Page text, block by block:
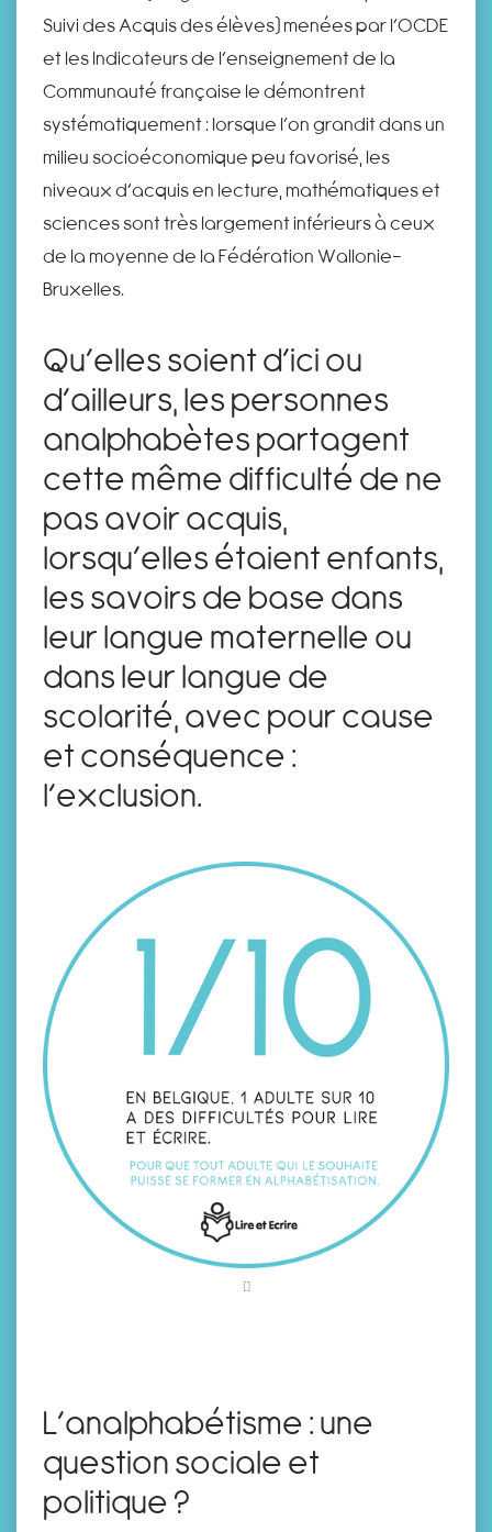
Suivi des Acquis des élèves) menées par l’OCDE
et les Indicateurs de l’enseignement de la
Communauté française le démontrent
systématiquement : lorsque l’on grandit dans un
milieu socioéconomique peu favorisé, les
niveaux d’acquis en lecture, mathématiques et
sciences sont très largement inférieurs à ceux
de la moyenne de la Fédération Wallonie-
Bruxelles.
Qu’elles soient d’ici ou
d’ailleurs, les personnes
analphabètes partagent
cette même difficulté de ne
pas avoir acquis,
lorsqu’elles étaient enfants,
les savoirs de base dans
leur langue maternelle ou
dans leur langue de
scolarité, avec pour cause
et conséquence :
l’exclusion.
L’analphabétisme : une
question sociale et
politique ?